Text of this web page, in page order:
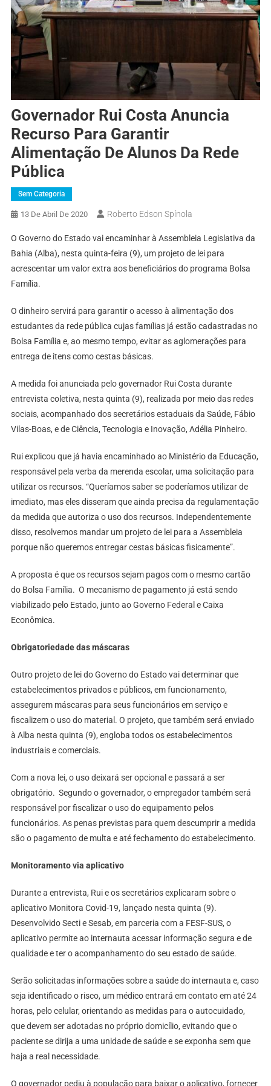
Governador Rui Costa Anuncia
Recurso Para Garantir
Alimentação De Alunos Da Rede
Pública
Sem Categoria
13 De Abril De 2020 Roberto Edson Spínola
O Governo do Estado vai encaminhar à Assembleia Legislativa da
Bahia (Alba), nesta quinta-feira (9), um projeto de lei para
acrescentar um valor extra aos beneficiários do programa Bolsa
Família.
O dinheiro servirá para garantir o acesso à alimentação dos
estudantes da rede pública cujas famílias já estão cadastradas no
Bolsa Família e, ao mesmo tempo, evitar as aglomerações para
entrega de itens como cestas básicas.
A medida foi anunciada pelo governador Rui Costa durante
entrevista coletiva, nesta quinta (9), realizada por meio das redes
sociais, acompanhado dos secretários estaduais da Saúde, Fábio
Vilas-Boas, e de Ciência, Tecnologia e Inovação, Adélia Pinheiro.
Rui explicou que já havia encaminhado ao Ministério da Educação,
responsável pela verba da merenda escolar, uma solicitação para
utilizar os recursos. “Queríamos saber se poderíamos utilizar de
imediato, mas eles disseram que ainda precisa da regulamentação
da medida que autoriza o uso dos recursos. Independentemente
disso, resolvemos mandar um projeto de lei para a Assembleia
porque não queremos entregar cestas básicas fisicamente”.
A proposta é que os recursos sejam pagos com o mesmo cartão
do Bolsa Família. O mecanismo de pagamento já está sendo
viabilizado pelo Estado, junto ao Governo Federal e Caixa
Econômica.
Obrigatoriedade das máscaras
Outro projeto de lei do Governo do Estado vai determinar que
estabelecimentos privados e públicos, em funcionamento,
assegurem máscaras para seus funcionários em serviço e
fiscalizem o uso do material. O projeto, que também será enviado
à Alba nesta quinta (9), engloba todos os estabelecimentos
industriais e comerciais.
Com a nova lei, o uso deixará ser opcional e passará a ser
obrigatório. Segundo o governador, o empregador também será
responsável por fiscalizar o uso do equipamento pelos
funcionários. As penas previstas para quem descumprir a medida
são o pagamento de multa e até fechamento do estabelecimento.
Monitoramento via aplicativo
Durante a entrevista, Rui e os secretários explicaram sobre o
aplicativo Monitora Covid-19, lançado nesta quinta (9).
Desenvolvido Secti e Sesab, em parceria com a FESF-SUS, o
aplicativo permite ao internauta acessar informação segura e de
qualidade e ter o acompanhamento do seu estado de saúde.
Serão solicitadas informações sobre a saúde do internauta e, caso
seja identificado o risco, um médico entrará em contato em até 24
horas, pelo celular, orientando as medidas para o autocuidado,
que devem ser adotadas no próprio domicílio, evitando que o
paciente se dirija a uma unidade de saúde e se exponha sem que
haja a real necessidade.
O governador pediu à população para baixar o aplicativo, fornecer